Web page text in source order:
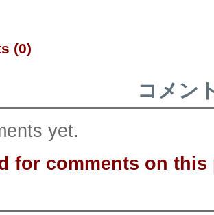
(0)
コメン
yet.
for comments on this